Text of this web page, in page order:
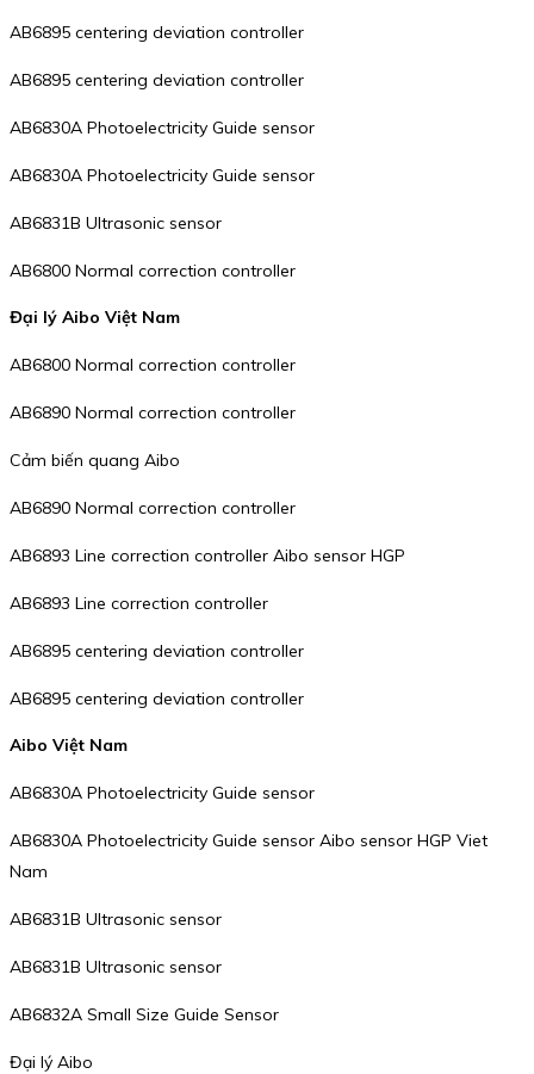
AB6895 centering deviation controller
AB6895 centering deviation controller
AB6830A Photoelectricity Guide sensor
AB6830A Photoelectricity Guide sensor
AB6831B Ultrasonic sensor
AB6800 Normal correction controller
Đại lý Aibo Việt Nam
AB6800 Normal correction controller
AB6890 Normal correction controller
Cảm biến quang Aibo
AB6890 Normal correction controller
AB6893 Line correction controller Aibo sensor HGP
AB6893 Line correction controller
AB6895 centering deviation controller
AB6895 centering deviation controller
Aibo Việt Nam
AB6830A Photoelectricity Guide sensor
AB6830A Photoelectricity Guide sensor Aibo sensor HGP Viet
Nam
AB6831B Ultrasonic sensor
AB6831B Ultrasonic sensor
AB6832A Small Size Guide Sensor
Đại lý Aibo